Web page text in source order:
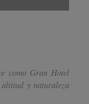
como Gran Hotel
y naturaleza